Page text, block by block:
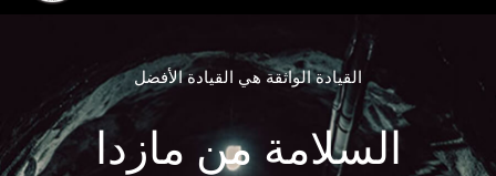
القيادة الواثقة هي القيادة الأفضل
السلامة من مازدا